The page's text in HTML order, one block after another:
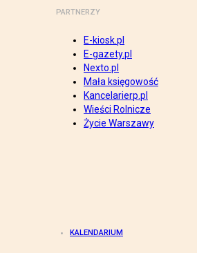
PARTNERZY
E-kiosk.pl
E-gazety.pl
Nexto.pl
Mała księgowość
Kancelarierp.pl
Wieści Rolnicze
Życie Warszawy
KALENDARIUM